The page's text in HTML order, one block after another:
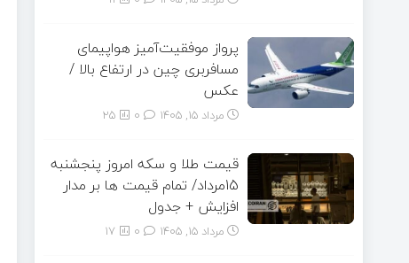
پرواز موفقیت‌آمیز هواپیمای
مسافربری چین در ارتفاع بالا /
عکس
مرداد ۱۵, ۱۴۰۵ 25
قیمت طلا و سکه امروز پنجشنبه
15مرداد/ تمام قیمت ها بر مدار
افزایش + جدول
مرداد ۱۵, ۱۴۰۵ 17